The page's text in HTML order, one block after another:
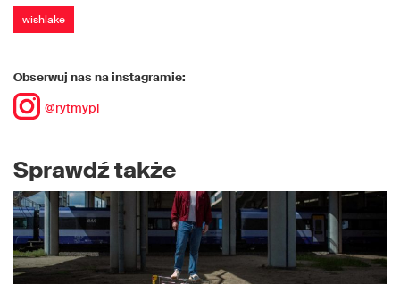
wishlake
Obserwuj nas na instagramie:
@rytmypl
Sprawdź także